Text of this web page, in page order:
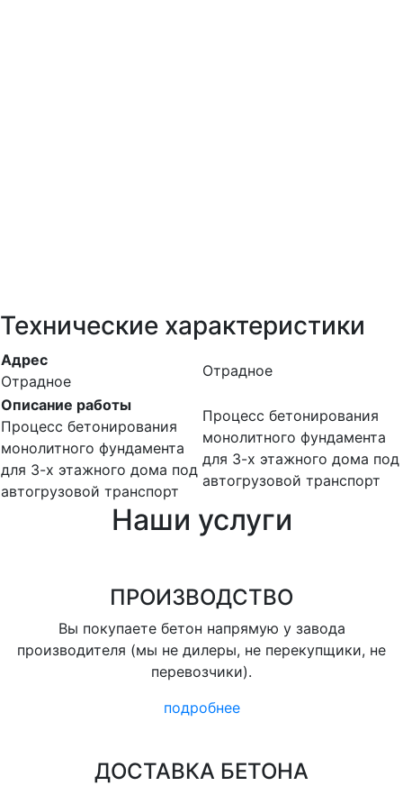
Технические характеристики
Адрес
Отрадное
Отрадное
Описание работы
Процесс бетонирования
монолитного фундамента
для 3-х этажного дома под
автогрузовой транспорт
Процесс бетонирования
монолитного фундамента
для 3-х этажного дома под
автогрузовой транспорт
Наши услуги
ПРОИЗВОДСТВО
Вы покупаете бетон напрямую у завода
производителя (мы не дилеры, не перекупщики, не
перевозчики).
подробнее
ДОСТАВКА БЕТОНА